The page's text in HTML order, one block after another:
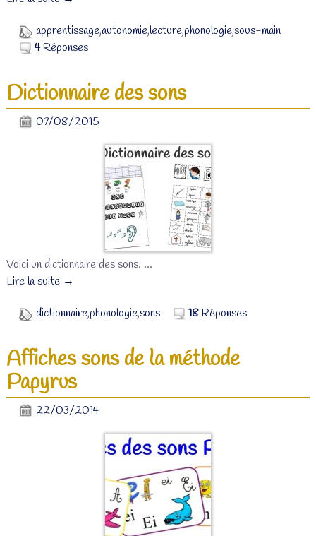
apprentissage,autonomie,lecture,phonologie,sous-main
4Réponses
Dictionnaire des sons
07/08/2015
Voici un dictionnaire des sons. …
Lire la suite →
dictionnaire,phonologie,sons 18Réponses
Affiches sons de la méthode
Papyrus
22/03/2014